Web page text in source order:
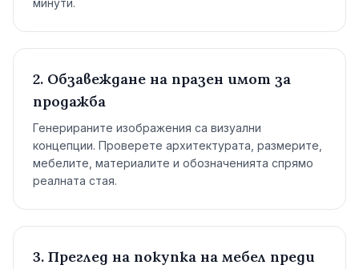
минути.
2. Обзавеждане на празен имот за
продажба
Генерираните изображения са визуални
концепции. Проверете архитектурата, размерите,
мебелите, материалите и обозначенията спрямо
реалната стая.
3. Преглед на покупка на мебел преди